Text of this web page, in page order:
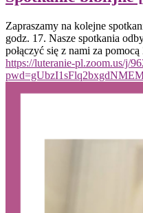
Zapraszamy na kolejne
godz. 17. Nasze spotkania
połączyć się z nami za
https://luteranie-pl.zoom.us/j/